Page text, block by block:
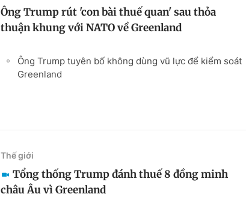
Ông Trump rút 'con bài thuế quan' sau thỏa
thuận khung với NATO về Greenland
Ông Trump tuyên bố không dùng vũ lực để kiểm soát
Greenland
Thế giới
Tổng thống Trump đánh thuế 8 đồng minh
châu Âu vì Greenland